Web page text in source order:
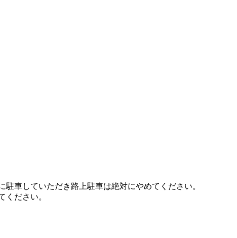
車していただき路上駐車は絶対にやめてください。
ください。